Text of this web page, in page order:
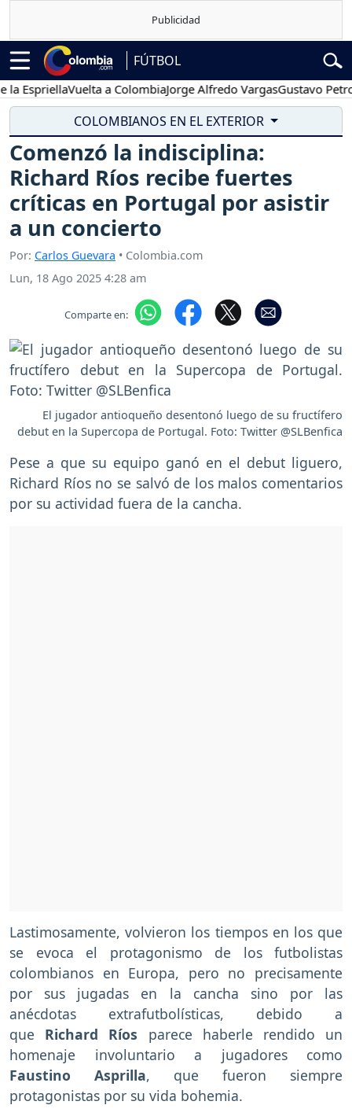
FÚTBOL
Vuelta a ColombiaJorge Alfredo VargasGustavo Petro
COLOMBIANOS EN EL EXTERIOR
Comenzó la indisciplina:
Richard Ríos recibe fuertes
críticas en Portugal por asistir
a un concierto
Por: Carlos Guevara • Colombia.com
Lun, 18 Ago 2025 4:28 am
Comparte en:
El jugador antioqueño desentonó luego de su fructífero
debut en la Supercopa de Portugal. Foto: Twitter @SLBenfica
Pese a que su equipo ganó en el debut liguero,
Richard Ríos no se salvó de los malos comentarios
por su actividad fuera de la cancha.
Lastimosamente, volvieron los tiempos en los que
se evoca el protagonismo de los futbolistas
colombianos en Europa, pero no precisamente
por sus jugadas en la cancha sino por las
anécdotas extrafutbolísticas, debido a
que Richard Ríos parece haberle rendido un
homenaje involuntario a jugadores como
Faustino Asprilla, que fueron siempre
protagonistas por su vida bohemia.